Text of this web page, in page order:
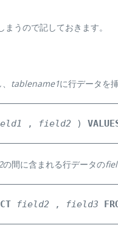
うので記しておきます。
tablename1に行データを
, field2 )
の間に含まれる行データの
field2 , field3